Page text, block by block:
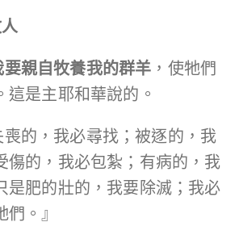
要親自牧養我的群羊 ，使牠們
這是主耶和華說的。
喪的，我必尋找；被逐的，我
傷的，我必包紮；有病的，我
是肥的壯的，我要除滅；我必
。』